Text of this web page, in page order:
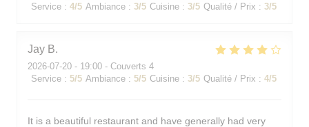
Service : 4/5 Ambiance : 3/5 Cuisine : 3/5 Qualité / Prix : 3/5
Jay B
2026-07-20 - 19:00 - Couverts 4
Service : 5/5 Ambiance : 5/5 Cuisine : 3/5 Qualité / Prix : 4/5
It is a beautiful restaurant and have generally had very